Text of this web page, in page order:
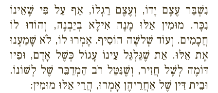
נִשְׁבַּר עֶצֶם יָדוֹ, וְעֶצֶם רַגְלוֹ, אַף עַל פִּי שֶׁאֵינוֹ
נִכָּר. מוּמִין אֵלּוּ מָנָה אִילָא בְיַבְנֶה, וְהוֹדוּ לוֹ
חֲכָמִים. וְעוֹד שְׁלשָׁה הוֹסִיף. אָמְרוּ לוֹ, לֹא שָׁמַעְנוּ
אֶת אֵלּוּ. אֵת שֶׁגַּלְגַּל עֵינוֹ עָגוֹל כְּשֶׁל אָדָם, וּפִיו
דּוֹמֶה לְשֶׁל חֲזִיר, וְשֶׁנִּטַּל רֹב הַמְדַבֵּר שֶׁל לְשׁוֹנוֹ.
וּבֵית דִּין שֶׁל אַחֲרֵיהֶן אָמְרוּ, הֲרֵי אֵלּוּ מוּמִין: